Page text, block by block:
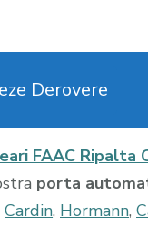
Derovere
FAAC Ripalta
porta
Cardin, Hormann,